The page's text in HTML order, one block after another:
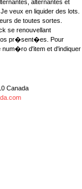
alternantes et
veux en liquider des lots.
de toutes sortes.
se renouvellant
pr�sent�es. Pour
num�ro d'item et d'indiquer
Canada